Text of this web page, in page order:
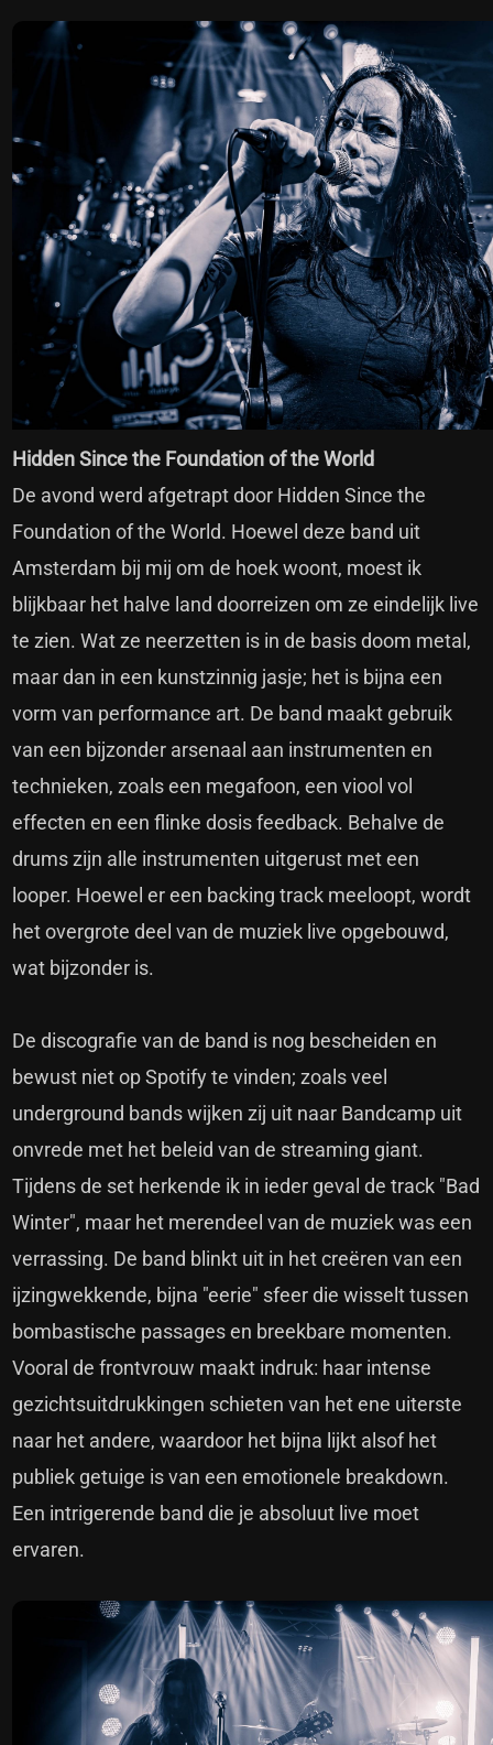
Hidden Since the Foundation of the World
De avond werd afgetrapt door Hidden Since the
Foundation of the World. Hoewel deze band uit
Amsterdam bij mij om de hoek woont, moest ik
blijkbaar het halve land doorreizen om ze eindelijk live
te zien. Wat ze neerzetten is in de basis doom metal,
maar dan in een kunstzinnig jasje; het is bijna een
vorm van performance art. De band maakt gebruik
van een bijzonder arsenaal aan instrumenten en
technieken, zoals een megafoon, een viool vol
effecten en een flinke dosis feedback. Behalve de
drums zijn alle instrumenten uitgerust met een
looper. Hoewel er een backing track meeloopt, wordt
het overgrote deel van de muziek live opgebouwd,
wat bijzonder is.
De discografie van de band is nog bescheiden en
bewust niet op Spotify te vinden; zoals veel
underground bands wijken zij uit naar Bandcamp uit
onvrede met het beleid van de streaming giant.
Tijdens de set herkende ik in ieder geval de track "Bad
Winter", maar het merendeel van de muziek was een
verrassing. De band blinkt uit in het creëren van een
ijzingwekkende, bijna "eerie" sfeer die wisselt tussen
bombastische passages en breekbare momenten.
Vooral de frontvrouw maakt indruk: haar intense
gezichtsuitdrukkingen schieten van het ene uiterste
naar het andere, waardoor het bijna lijkt alsof het
publiek getuige is van een emotionele breakdown.
Een intrigerende band die je absoluut live moet
ervaren.